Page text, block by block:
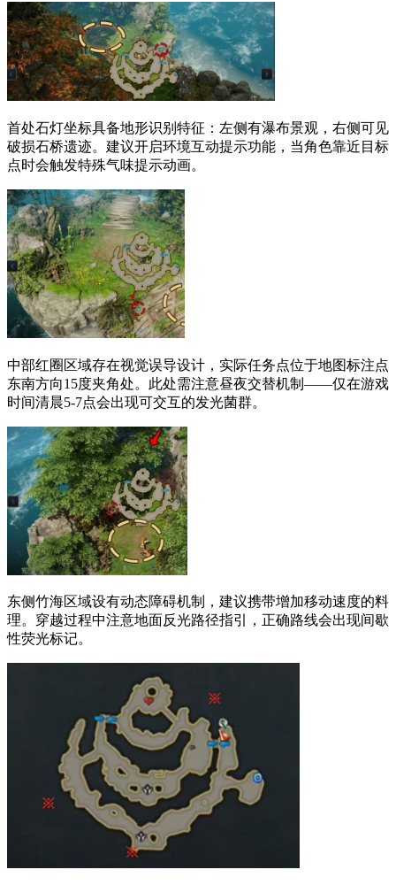
首处石灯坐标具备地形识别特征：左侧有瀑布景观，右侧可见
破损石桥遗迹。建议开启环境互动提示功能，当角色靠近目标
点时会触发特殊气味提示动画。
中部红圈区域存在视觉误导设计，实际任务点位于地图标注点
东南方向15度夹角处。此处需注意昼夜交替机制——仅在游戏
时间清晨5-7点会出现可交互的发光菌群。
东侧竹海区域设有动态障碍机制，建议携带增加移动速度的料
理。穿越过程中注意地面反光路径指引，正确路线会出现间歇
性荧光标记。